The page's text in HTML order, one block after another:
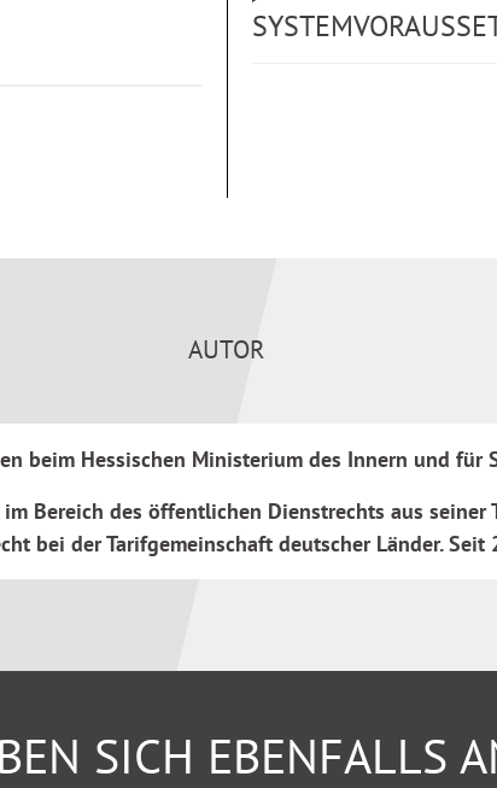
AUTOR
beim Hessischen Ministerium des Innern und für
Bereich des öffentlichen Dienstrechts aus
bei der Tarifgemeinschaft deutscher Länder. Seit
SICH EBENFALLS